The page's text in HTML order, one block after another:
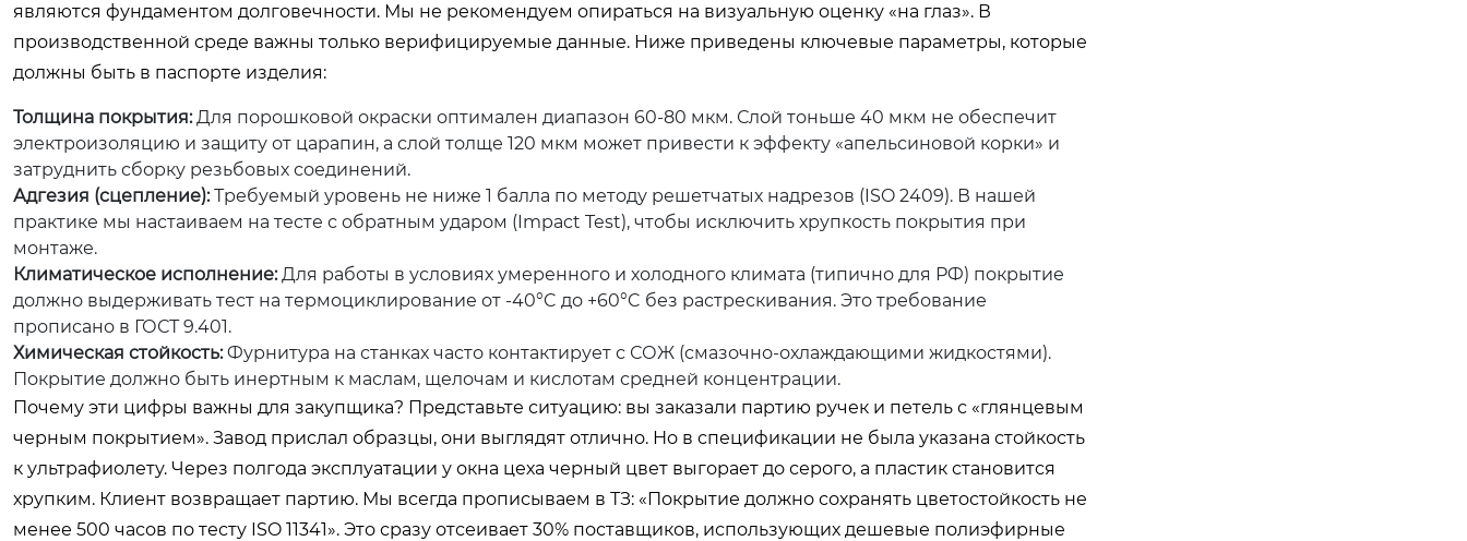
являются фундаментом долговечности. Мы не рекомендуем опираться на визуальную оценку «на глаз». В
производственной среде важны только верифицируемые данные. Ниже приведены ключевые параметры, которые
должны быть в паспорте изделия:
Толщина покрытия:Для порошковой окраски оптимален диапазон 60-80 мкм. Слой тоньше 40 мкм не обеспечит
электроизоляцию и защиту от царапин, а слой толще 120 мкм может привести к эффекту «апельсиновой корки» и
затруднить сборку резьбовых соединений.
Адгезия (сцепление):Требуемый уровень не ниже 1 балла по методу решетчатых надрезов (ISO 2409). В нашей
практике мы настаиваем на тесте с обратным ударом (Impact Test), чтобы исключить хрупкость покрытия при
монтаже.
Климатическое исполнение:Для работы в условиях умеренного и холодного климата (типично для РФ) покрытие
должно выдерживать тест на термоциклирование от -40°C до +60°C без растрескивания. Это требование
прописано в ГОСТ 9.401.
Химическая стойкость:Фурнитура на станках часто контактирует с СОЖ (смазочно-охлаждающими жидкостями).
Покрытие должно быть инертным к маслам, щелочам и кислотам средней концентрации.
Почему эти цифры важны для закупщика? Представьте ситуацию: вы заказали партию ручек и петель с «глянцевым
черным покрытием». Завод прислал образцы, они выглядят отлично. Но в спецификации не была указана стойкость
к ультрафиолету. Через полгода эксплуатации у окна цеха черный цвет выгорает до серого, а пластик становится
хрупким. Клиент возвращает партию. Мы всегда прописываем в ТЗ: «Покрытие должно сохранять цветостойкость не
менее 500 часов по тесту ISO 11341». Это сразу отсеивает 30% поставщиков, использующих дешевые полиэфирные